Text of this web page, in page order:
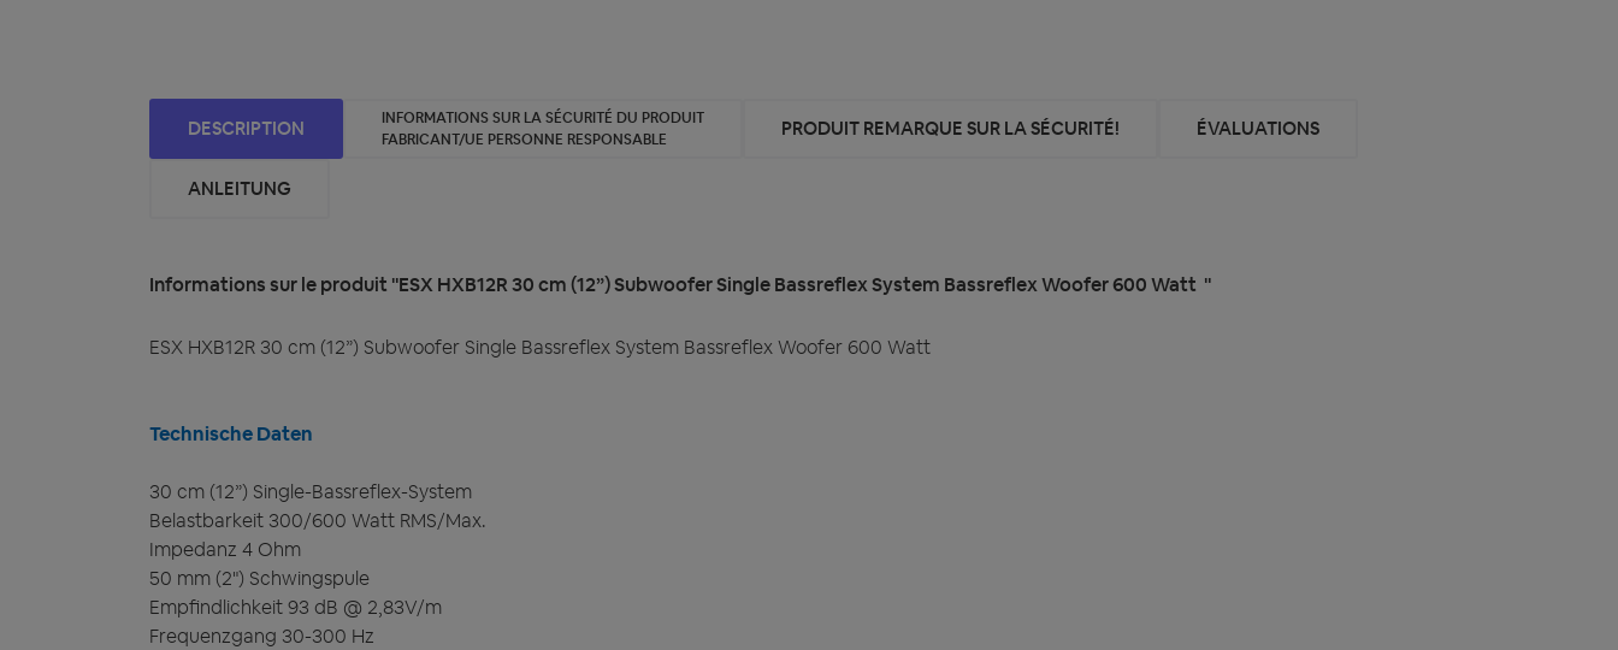
DESCRIPTION
INFORMATIONS SUR LA SÉCURITÉ DU PRODUIT
FABRICANT/UE PERSONNE RESPONSABLE
PRODUIT REMARQUE SUR LA SÉCURITÉ! ÉVALUATIONS
ANLEITUNG
Informations sur le produit "ESX HXB12R 30 cm (12”) Subwoofer Single Bassreflex System Bassreflex Woofer 600 Watt "
ESX HXB12R 30 cm (12”) Subwoofer Single Bassreflex System Bassreflex Woofer 600 Watt
Technische Daten
30 cm (12”) Single-Bassreflex-System
Belastbarkeit 300/600 Watt RMS/Max.
Impedanz 4 Ohm
50 mm (2") Schwingspule
Empfindlichkeit 93 dB @ 2,83V/m
Frequenzgang 30-300 Hz